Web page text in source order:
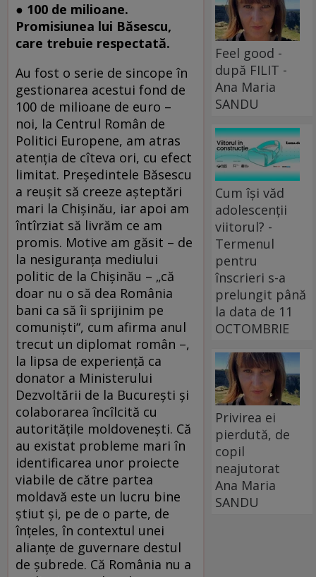
● 100 de milioane.
Promisiunea lui Băsescu,
care trebuie respectată.
Au fost o serie de sincope în
gestionarea acestui fond de
100 de milioane de euro –
noi, la Centrul Român de
Politici Europene, am atras
atenţia de cîteva ori, cu efect
limitat. Preşedintele Băsescu
a reuşit să creeze aşteptări
mari la Chişinău, iar apoi am
întîrziat să livrăm ce am
promis. Motive am găsit – de
la nesiguranţa mediului
politic de la Chişinău – „că
doar nu o să dea România
bani ca să îi sprijinim pe
comunişti“, cum afirma anul
trecut un diplomat român –,
la lipsa de experienţă ca
donator a Ministerului
Dezvoltării de la Bucureşti şi
colaborarea încîlcită cu
autorităţile moldoveneşti. Că
au existat probleme mari în
identificarea unor proiecte
viabile de către partea
moldavă este un lucru bine
ştiut şi, pe de o parte, de
înţeles, în contextul unei
alianţe de guvernare destul
de şubrede. Că România nu a
Feel good -
după FILIT -
Ana Maria
SANDU
Cum își văd
adolescenții
viitorul? -
Termenul
pentru
înscrieri s-a
prelungit până
la data de 11
OCTOMBRIE
Privirea ei
pierdută, de
copil
neajutorat
Ana Maria
SANDU